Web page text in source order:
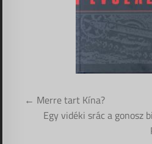
Bejegyzés
navigáció
← Merre tart Kína?
Egy vidéki srác a gonosz